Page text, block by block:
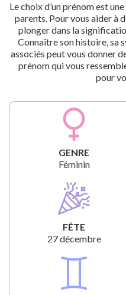
Le choix d’un prénom est
parents. Pour vous aider à
plonger dans la
Connaître son histoire, sa
associés peut vous donner
prénom qui vous
pour
GENRE
Féminin
FÊTE
27 décembre